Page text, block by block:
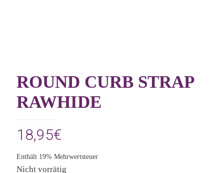
ROUND CURB STRAP
RAWHIDE
18,95€
Enthält 19% Mehrwertsteuer
Nicht vorrätig